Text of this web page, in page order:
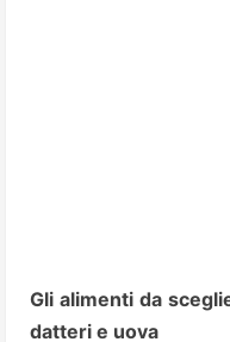
Gli alimenti da
datteri e uova